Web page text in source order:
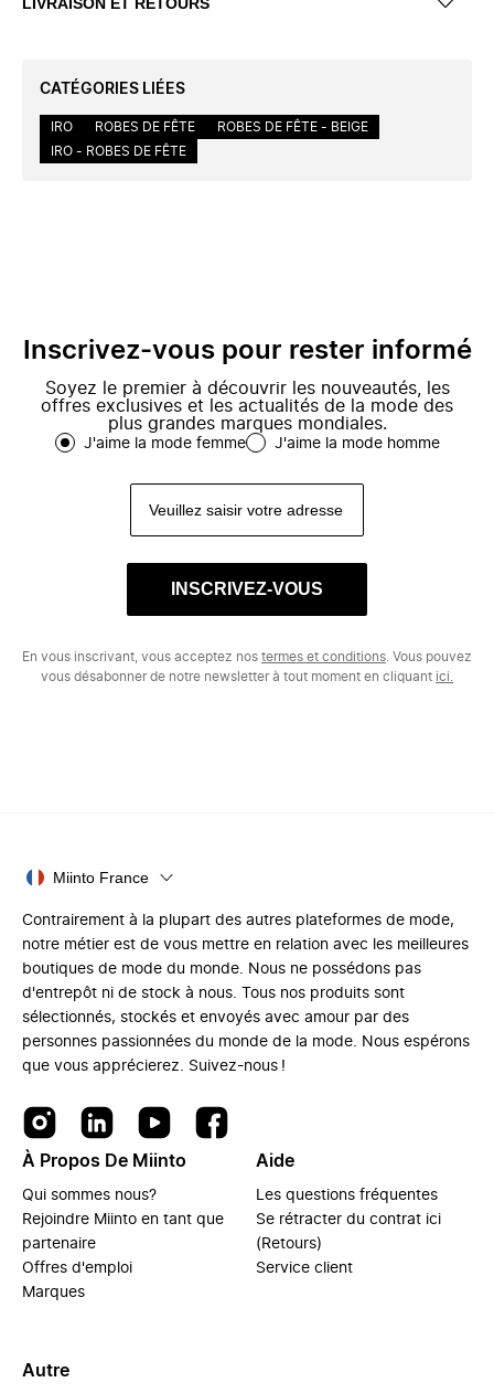
CATÉGORIES LIÉES
IRO ROBES DE FÊTE
ROBES DE FÊTE - BEIGE
IRO - ROBES DE FÊTE
Inscrivez-vous pour rester informé
Soyez le premier à découvrir les nouveautés, les
offres exclusives et les actualités de la mode des
plus grandes marques mondiales.
J'aime la mode femme J'aime la mode homme
INSCRIVEZ-VOUS
En vous inscrivant, vous acceptez nos termes et conditions . Vous pouvez
vous désabonner de notre newsletter à tout moment en cliquant ici.
Miinto France
Contrairement à la plupart des autres plateformes de mode,
notre métier est de vous mettre en relation avec les meilleures
boutiques de mode du monde. Nous ne possédons pas
d'entrepôt ni de stock à nous. Tous nos produits sont
sélectionnés, stockés et envoyés avec amour par des
personnes passionnées du monde de la mode. Nous espérons
que vous apprécierez. Suivez-nous !
À Propos De Miinto
Qui sommes nous?
Rejoindre Miinto en tant que
partenaire
Offres d'emploi
Marques
Aide
Les questions fréquentes
Se rétracter du contrat ici
(Retours)
Service client
Autre